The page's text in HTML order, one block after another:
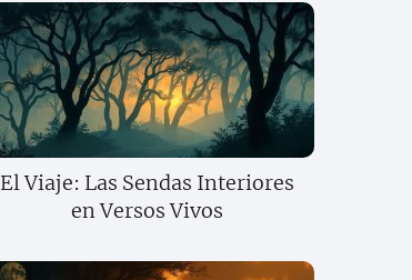
El Viaje: Las Sendas Interiores
en Versos Vivos